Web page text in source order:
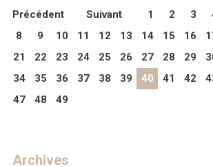
Précédent Suivant 1 2 3
8
9 10 11 12 13 14 15 16
21
22 23 24 25 26 27 28 29
34
35 36 37 38 39 40 41 42
47
48 49
Archives